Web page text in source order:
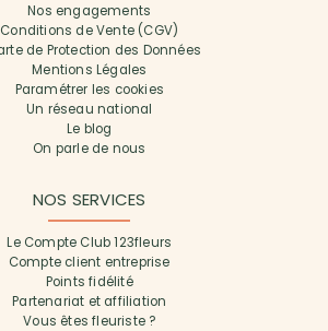
Nos engagements
Conditions de Vente (CGV)
de Protection des Données
Mentions Légales
Paramétrer les cookies
Un réseau national
Le blog
On parle de nous
NOS SERVICES
Le Compte Club 123fleurs
Compte client entreprise
Points fidélité
Partenariat et affiliation
Vous êtes fleuriste ?